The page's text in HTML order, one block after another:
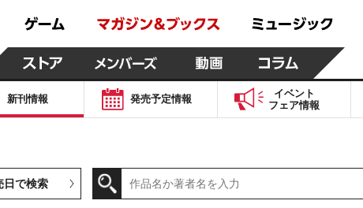
新刊情報 発売予定情報
イベント
フェア情報
日で検索